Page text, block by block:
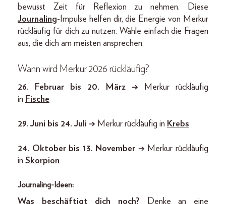
bewusst Zeit für Reflexion zu nehmen. Diese
Journaling-Impulse helfen dir, die Energie von Merkur
rückläufig für dich zu nutzen. Wähle einfach die Fragen
aus, die dich am meisten ansprechen.
Wann wird Merkur 2026 rückläufig?
26. Februar bis 20. März →
Merkur rückläufig
in Fische
29. Juni bis 24. Juli → Merkur rückläufig in Krebs
24. Oktober bis 13. November → Merkur rückläufig
in Skorpion
Journaling-Ideen:
Was beschäftigt dich noch? Denke an eine